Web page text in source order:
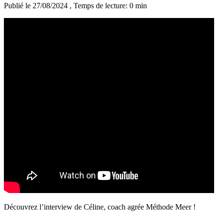
Publié le 27/08/2024 , Temps de lecture: 0 min
Découvrez l’interview de Céline, coach agrée Méthode Meer !